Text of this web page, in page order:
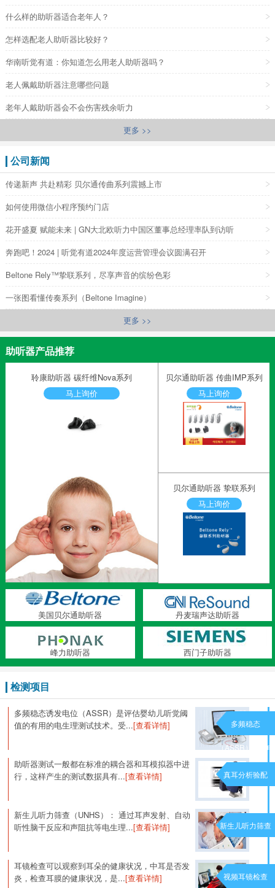
什么样的助听器适合老年人？
怎样选配老人助听器比较好？
华南听觉有道：你知道怎么用老人助听器吗？
老人佩戴助听器注意哪些问题
老年人戴助听器会不会伤害残余听力
更多 >>
公司新闻
传递新声 共赴精彩 贝尔通传曲系列震撼上市
如何使用微信小程序预约门店
花开盛夏 赋能未来 | GN大北欧听力中国区董事总经理率队到访听
奔跑吧！2024 | 听觉有道2024年度运营管理会议圆满召开
Beltone Rely™挚联系列，尽享声音的缤纷色彩
一张图看懂传奏系列（Beltone Imagine）
更多 >>
助听器产品推荐
聆康助听器 碳纤维Nova系列
马上询价
贝尔通助听器 传曲IMP系列
马上询价
贝尔通助听器 挚联系列
马上询价
美国贝尔通助听器 丹麦瑞声达助听器
峰力助听器 西门子助听器
检测项目
多频稳态诱发电位（ASSR）是评估婴幼儿听觉阈
值的有用的电生理测试技术。受...[查看详情] 多频稳态
（ASSR）诱发电
位
助听器测试一般都在标准的耦合器和耳模拟器中进
行，这样产生的测试数据具有...[查看详情] 真耳分析验配
新生儿听力筛查（UNHS）： 通过耳声发射、自动
听性脑干反应和声阻抗等电生理...[查看详情] 新生儿听力筛查
耳镜检查可以观察到耳朵的健康状况，中耳是否发
炎，检查耳膜的健康状况，是...[查看详情] 视频耳镜检查